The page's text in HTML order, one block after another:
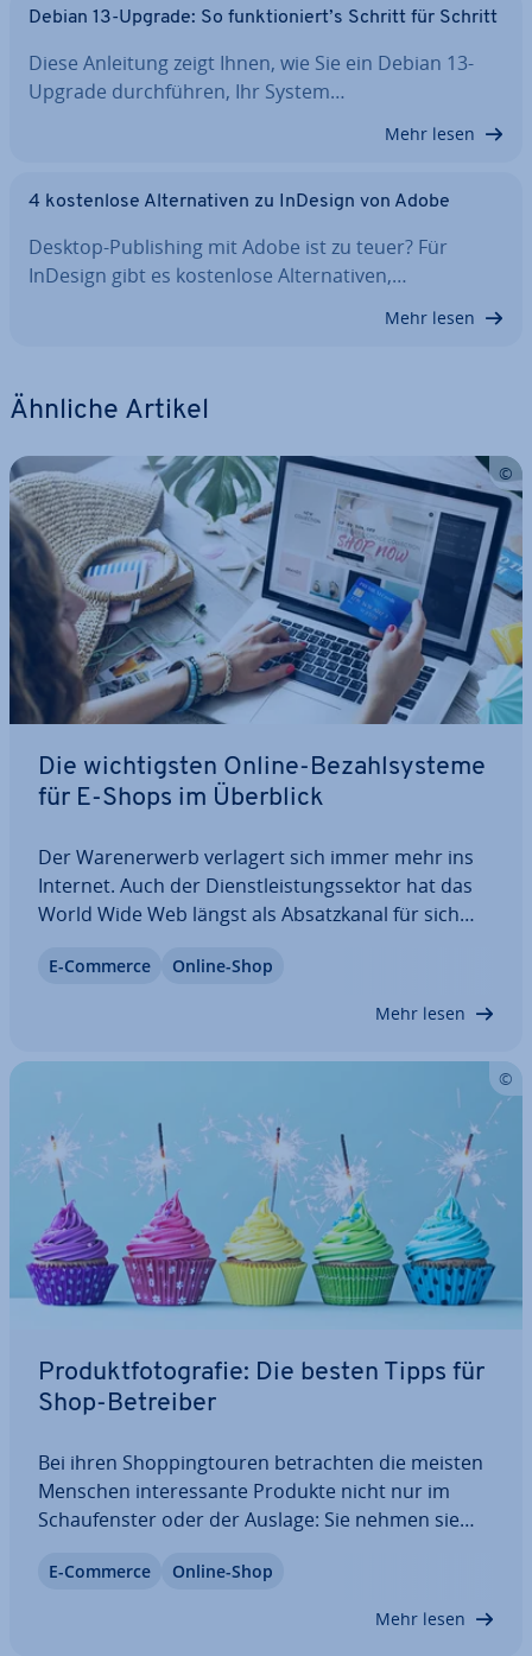
Debian 13-Upgrade: So funk­tio­niert’s Schritt für Schritt
Diese Anleitung zeigt Ihnen, wie Sie ein Debian 13-
Upgrade durch­füh­ren, Ihr System…
Mehr lesen
4 kos­ten­lo­se Al­ter­na­ti­ven zu InDesign von Adobe
Desktop-Pu­bli­shing mit Adobe ist zu teuer? Für
InDesign gibt es kos­ten­lo­se Al­ter­na­ti­ven,…
Mehr lesen
Ähnliche Artikel
Die wich­tigs­ten Online-Be­zahl­sys­te­me
für E-Shops im Überblick
Der Wa­ren­er­werb verlagert sich immer mehr ins
Internet. Auch der Dienst­leis­tungs­sek­tor hat das
World Wide Web längst als Ab­satz­ka­nal für sich
jedoch nach wie vor durch Bedenken beim
E-Commerce Online-Shop
Mehr lesen
Pro­dukt­fo­to­gra­fie: Die besten Tipps für
Shop-Betreiber
Bei ihren Shop­ping­tou­ren be­trach­ten die meisten
Menschen in­ter­es­san­te Produkte nicht nur im
Schau­fens­ter oder der Auslage: Sie nehmen sie
Struktur und Gewicht und nehmen weitere Reize
E-Commerce Online-Shop
Mehr lesen